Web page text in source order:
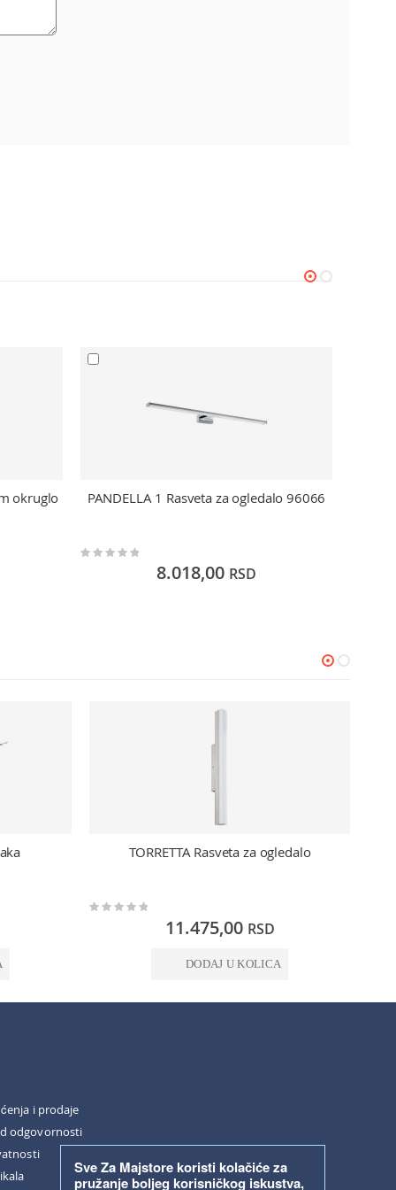
Sve Za Majstore koristi kolačiće za
pružanje boljeg korisničkog iskustva,
okruglo PANDELLA 1 Rasveta za ogledalo 96066
Rating:
8.018,00 RSD
TORRETTA Rasveta za ogledalo
Rating:
11.475,00 RSD
DODAJ U KOLICA
i prodaje
odgovornosti